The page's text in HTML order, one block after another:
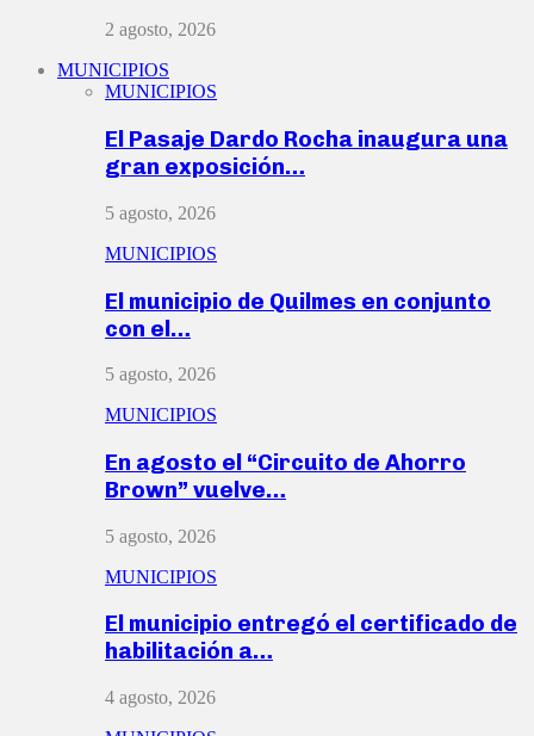
2 agosto, 2026
MUNICIPIOS
MUNICIPIOS
El Pasaje Dardo Rocha inaugura una
gran exposición…
5 agosto, 2026
MUNICIPIOS
El municipio de Quilmes en conjunto
con el…
5 agosto, 2026
MUNICIPIOS
En agosto el “Circuito de Ahorro
Brown” vuelve…
5 agosto, 2026
MUNICIPIOS
El municipio entregó el certificado de
habilitación a…
4 agosto, 2026